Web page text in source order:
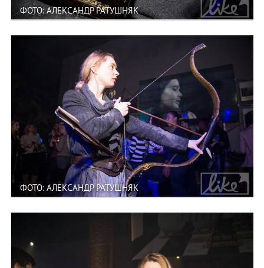
ФОТО: АЛЕКСАНДР РАТУШНЯК
ФОТО: АЛЕКСАНДР РАТУШНЯК